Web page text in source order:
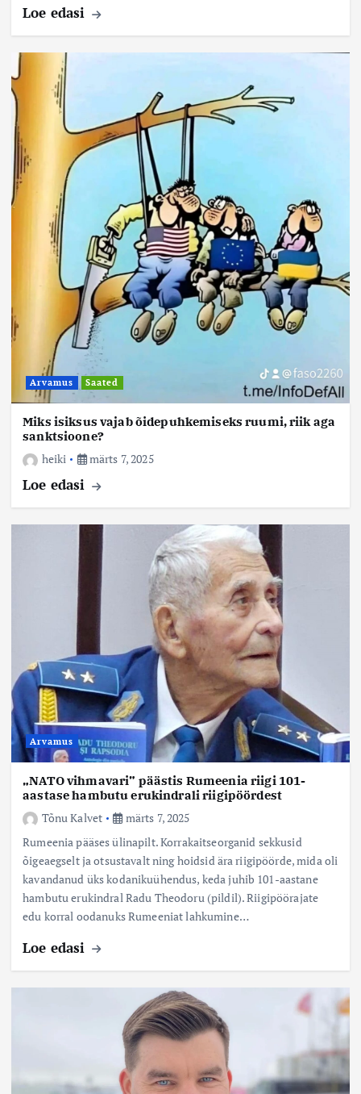
Loe edasi
Arvamus Saated
Miks isiksus vajab õidepuhkemiseks ruumi, riik aga
sanktsioone?
heiki
märts 7, 2025
Loe edasi
Arvamus
„NATO vihmavari” päästis Rumeenia riigi 101-
aastase hambutu erukindrali riigipöördest
Tõnu Kalvet
märts 7, 2025
Rumeenia pääses ülinapilt. Korrakaitseorganid sekkusid
õigeaegselt ja otsustavalt ning hoidsid ära riigipöörde, mida oli
kavandanud üks kodanikuühendus, keda juhib 101-aastane
hambutu erukindral Radu Theodoru (pildil). Riigipöörajate
edu korral oodanuks Rumeeniat lahkumine…
Loe edasi